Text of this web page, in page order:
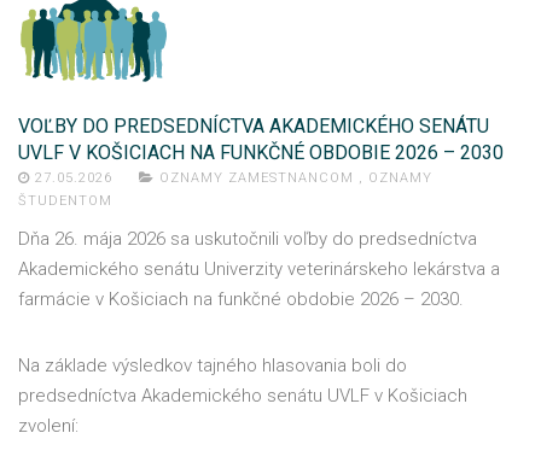
VOĽBY DO PREDSEDNÍCTVA AKADEMICKÉHO SENÁTU
UVLF V KOŠICIACH NA FUNKČNÉ OBDOBIE 2026 – 2030
27.05.2026 OZNAMY ZAMESTNANCOM , OZNAMY
ŠTUDENTOM
Dňa 26. mája 2026 sa uskutočnili voľby do predsedníctva
Akademického senátu Univerzity veterinárskeho lekárstva a
farmácie v Košiciach na funkčné obdobie 2026 – 2030.
Na základe výsledkov tajného hlasovania boli do
predsedníctva Akademického senátu UVLF v Košiciach
zvolení: